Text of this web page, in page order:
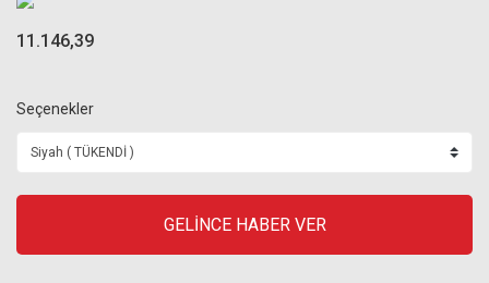
11.146,39
Seçenekler
GELİNCE HABER VER